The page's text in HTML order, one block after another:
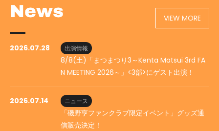
VIEW MORE
2026.07.28 出演情報
8/8(土)「まつまつり3～Kenta Matsui 3rd FA
N MEETING 2026～」<3部>にゲスト出演！
2026.07.14 ニュース
「磯野亨ファンクラブ限定イベント」グッズ通
信販売決定！